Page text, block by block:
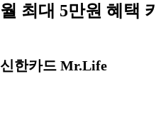
월 최대 5만원 혜택
신한카드 Mr.Life